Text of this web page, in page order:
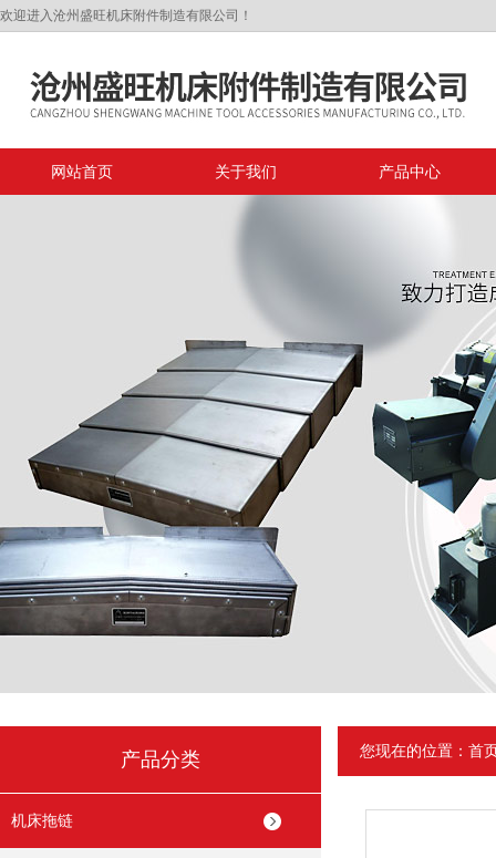
欢迎进入沧州盛旺机床附件制造有限公司！
网站首页 关于我们 产品中心
产品分类
机床拖链
您现在的位置： 首